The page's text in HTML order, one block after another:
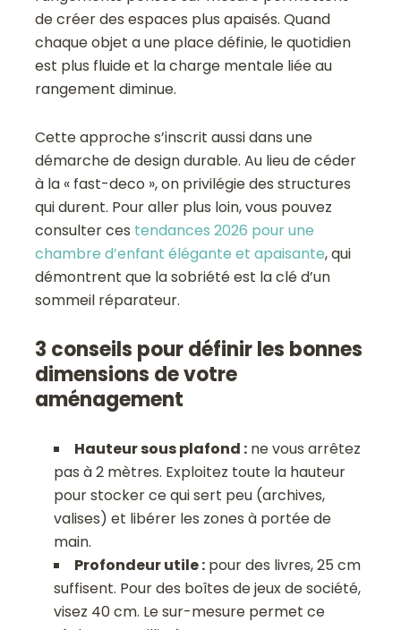
de créer des espaces plus apaisés. Quand
chaque objet a une place définie, le quotidien
est plus fluide et la charge mentale liée au
rangement diminue.
Cette approche s’inscrit aussi dans une
démarche de design durable. Au lieu de céder
à la « fast-deco », on privilégie des structures
qui durent. Pour aller plus loin, vous pouvez
consulter ces tendances 2026 pour une
chambre d’enfant élégante et apaisante, qui
démontrent que la sobriété est la clé d’un
sommeil réparateur.
3 conseils pour définir les bonnes
dimensions de votre
aménagement
Hauteur sous plafond : ne vous arrêtez
pas à 2 mètres. Exploitez toute la hauteur
pour stocker ce qui sert peu (archives,
valises) et libérer les zones à portée de
main.
Profondeur utile : pour des livres, 25 cm
suffisent. Pour des boîtes de jeux de société,
visez 40 cm. Le sur-mesure permet ce